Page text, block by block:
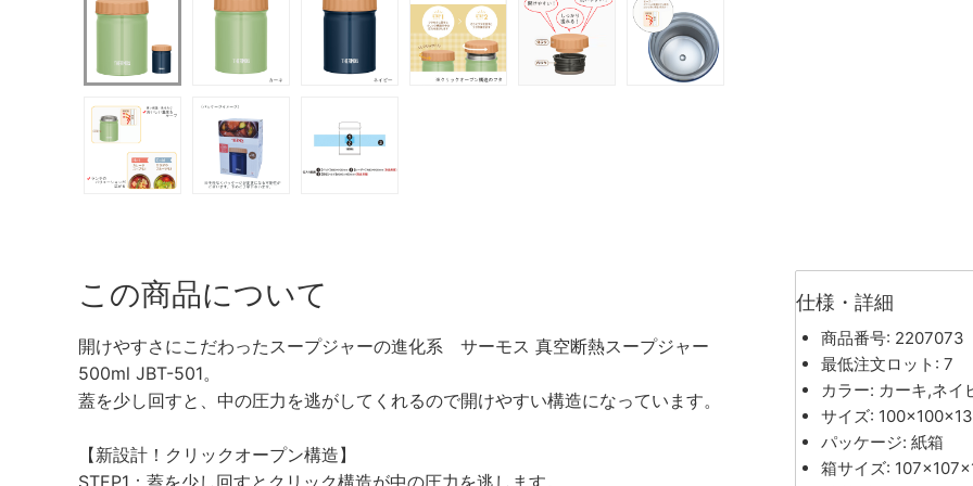
この商品について
開けやすさにこだわったスープジャーの進化系 サーモス 真空断熱スープジャー
500ml JBT-501。
蓋を少し回すと、中の圧力を逃がしてくれるので開けやすい構造になっています。
【新設計！クリックオープン構造】
STEP1：蓋を少し回すとクリック構造が中の圧力を逃します。
仕様・詳細
商品番号: 2207073
最低注文ロット: 7
カラー: カーキ,ネイ
サイズ:
パッケージ: 紙箱
箱サイズ: